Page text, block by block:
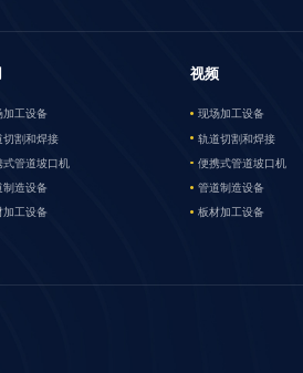
加工设备
切割和焊接
式管道坡口机
制造设备
加工设备
视频
现场加工设备
轨道切割和焊接
便携式管道坡口机
管道制造设备
板材加工设备